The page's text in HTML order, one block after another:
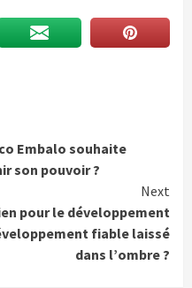
Embalo souhaite
son pouvoir ?
Next
pour le développement
fiable laissé
dans l’ombre ?